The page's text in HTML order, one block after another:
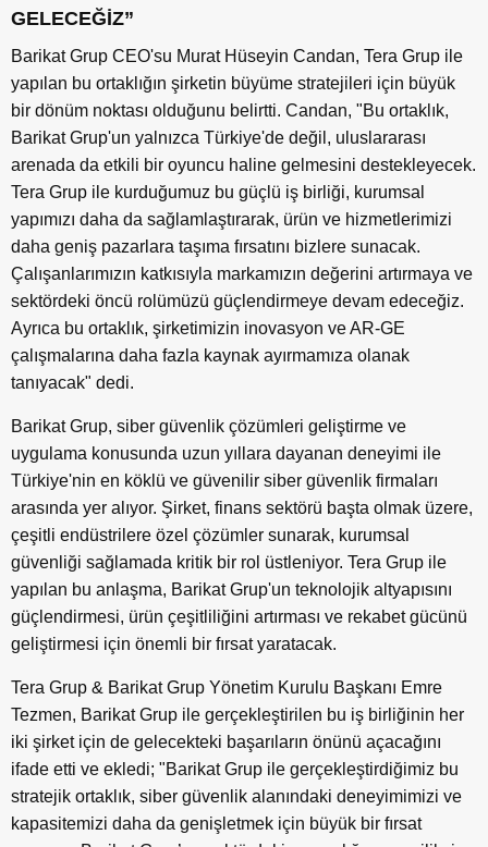
GELECEĞİZ”
Barikat Grup CEO'su Murat Hüseyin Candan, Tera Grup ile
yapılan bu ortaklığın şirketin büyüme stratejileri için büyük
bir dönüm noktası olduğunu belirtti. Candan, "Bu ortaklık,
Barikat Grup'un yalnızca Türkiye'de değil, uluslararası
arenada da etkili bir oyuncu haline gelmesini destekleyecek.
Tera Grup ile kurduğumuz bu güçlü iş birliği, kurumsal
yapımızı daha da sağlamlaştırarak, ürün ve hizmetlerimizi
daha geniş pazarlara taşıma fırsatını bizlere sunacak.
Çalışanlarımızın katkısıyla markamızın değerini artırmaya ve
sektördeki öncü rolümüzü güçlendirmeye devam edeceğiz.
Ayrıca bu ortaklık, şirketimizin inovasyon ve AR-GE
çalışmalarına daha fazla kaynak ayırmamıza olanak
tanıyacak" dedi.
Barikat Grup, siber güvenlik çözümleri geliştirme ve
uygulama konusunda uzun yıllara dayanan deneyimi ile
Türkiye'nin en köklü ve güvenilir siber güvenlik firmaları
arasında yer alıyor. Şirket, finans sektörü başta olmak üzere,
çeşitli endüstrilere özel çözümler sunarak, kurumsal
güvenliği sağlamada kritik bir rol üstleniyor. Tera Grup ile
yapılan bu anlaşma, Barikat Grup'un teknolojik altyapısını
güçlendirmesi, ürün çeşitliliğini artırması ve rekabet gücünü
geliştirmesi için önemli bir fırsat yaratacak.
Tera Grup & Barikat Grup Yönetim Kurulu Başkanı Emre
Tezmen, Barikat Grup ile gerçekleştirilen bu iş birliğinin her
iki şirket için de gelecekteki başarıların önünü açacağını
ifade etti ve ekledi; "Barikat Grup ile gerçekleştirdiğimiz bu
stratejik ortaklık, siber güvenlik alanındaki deneyimimizi ve
kapasitemizi daha da genişletmek için büyük bir fırsat